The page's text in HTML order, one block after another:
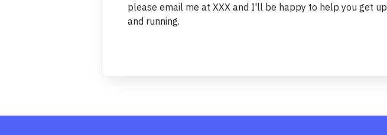
please email me at XXX and I'll be happy to help you get up
and running.